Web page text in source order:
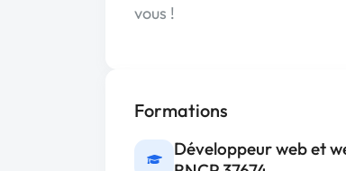
vous !
Formations
Développeur web et